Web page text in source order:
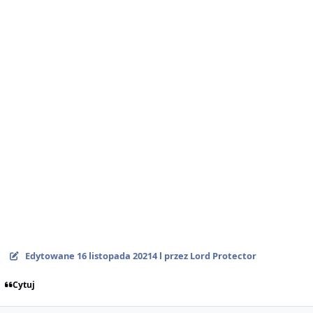
Edytowane 16 listopada 20214 l przez Lord Protector
Cytuj